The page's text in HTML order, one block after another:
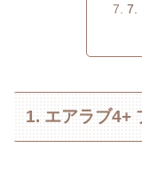
7.
1. エアラブ4+